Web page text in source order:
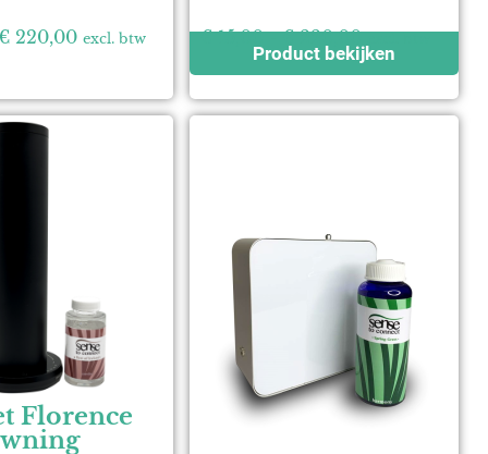
220,00 excl. btw €15,00 - €220,00
Product bekijken
Florence